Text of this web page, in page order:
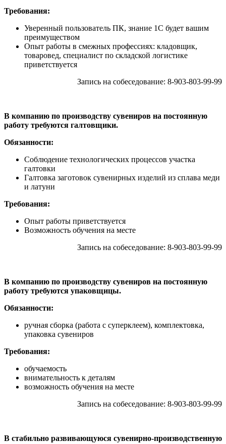
Требования:
Уверенный пользователь ПК, знание 1С будет вашим
преимуществом
Опыт работы в смежных профессиях: кладовщик,
товаровед, специалист по складской логистике
приветствуется
Запись на собеседование: 8-903-803-99-99
В компанию по производству сувениров на постоянную
работу требуются галтовщики.
Обязанности:
Соблюдение технологических процессов участка
галтовки
Галтовка заготовок сувенирных изделий из сплава меди
и латуни
Требования:
Опыт работы приветствуется
Возможность обучения на месте
Запись на собеседование: 8-903-803-99-99
В компанию по производству сувениров на постоянную
работу требуются упаковщицы.
Обязанности:
ручная сборка (работа с суперклеем), комплектовка,
упаковка сувениров
Требования:
обучаемость
внимательность к деталям
возможность обучения на месте
Запись на собеседование: 8-903-803-99-99
В стабильно развивающуюся сувенирно-производственную